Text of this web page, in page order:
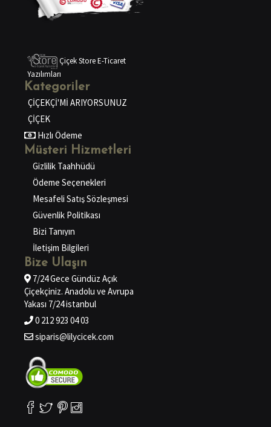
Çiçek Store E-Ticaret
Yazılımları
Kategoriler
ÇİÇEKÇİ'Mİ ARIYORSUNUZ
ÇİÇEK
Hızlı Ödeme
Müşteri Hizmetleri
Gizlilik Taahhüdü
Ödeme Seçenekleri
Mesafeli Satış Sözleşmesi
Güvenlik Politikası
Bizi Tanıyın
İletişim Bilgileri
Bize Ulaşın
7/24 Gece Gündüz Açık
Çiçekçiniz. Anadolu ve Avrupa
Yakası 7/24 istanbul
0 212 923 04 03
siparis@lilycicek.com